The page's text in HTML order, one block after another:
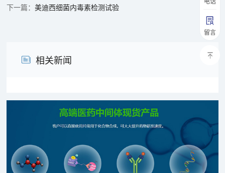
留言
美迪西细菌内毒素检测试验
相关新闻